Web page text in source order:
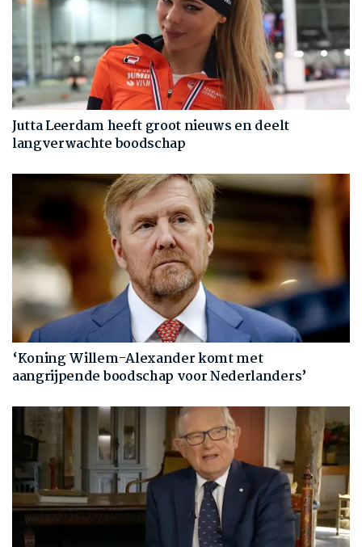
Jutta Leerdam heeft groot nieuws en deelt
langverwachte boodschap
‘Koning Willem-Alexander komt met
aangrijpende boodschap voor Nederlanders’